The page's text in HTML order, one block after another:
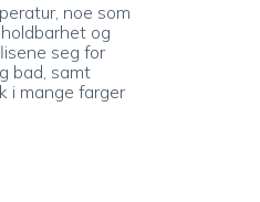
noe som
og
seg for
bad, samt
i mange farger